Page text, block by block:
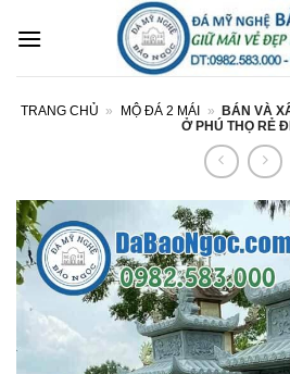
qua
TRANG CHỦ » MỘ ĐÁ 2 MÁI »
BÁN VÀ
Ở PHÚ THỌ RẺ